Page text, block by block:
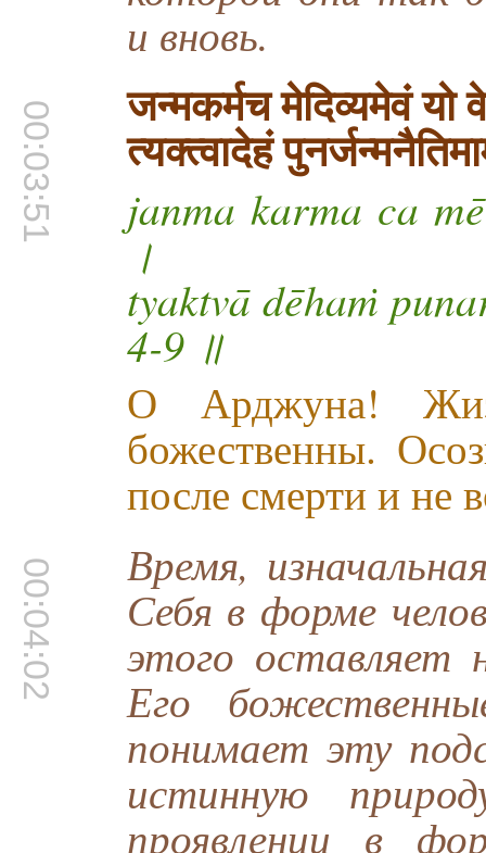
и вновь.
00:03:51
जन्मकर्मच मेदिव्यमेवं यो
त्यक्त्वादेहं
janma karma ca
।
tyaktvā dēhaṁ
4-9 ॥
О Арджуна!
божественны.
после смерти и не
00:04:02 Время,
Себя в форме
этого
Его
понимает эту
истинную
проявлении в